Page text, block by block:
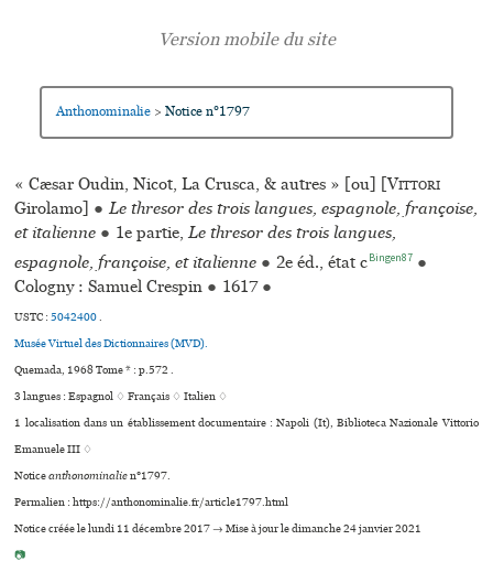
Anthonominalie > Notice n°1797
« Cæsar Oudin, Nicot, La Crusca, & autres » [ou] [Vittori
Girolamo] ● Le thresor des trois langues, espagnole, françoise,
et italienne ● 1e partie,Le thresor des trois langues,
espagnole, françoise, et italienne ● 2e éd., état cBingen87 ●
Cologny : Samuel Crespin ● 1617 ●
USTC :5042400.
Musée Virtuel des Dictionnaires (MVD).
Quemada, 1968 Tome * : p.572 .
3 langues :Espagnol ♢Français ♢Italien ♢
1 localisation dans un établissement documentaire : Napoli (It), Biblioteca Nazionale Vittorio
Emanuele III ♢
Noticeanthonominalien°1797.
Permalien : https://anthonominalie.fr/article1797.html
Notice créée le lundi 11 décembre 2017 → Mise à jour le dimanche 24 janvier 2021
📷